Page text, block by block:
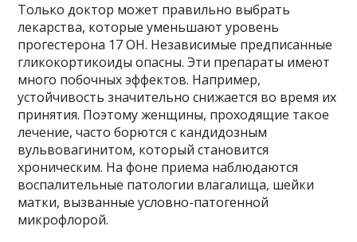
Только доктор может правильно выбрать
лекарства, которые уменьшают уровень
прогестерона 17 OH. Независимые предписанные
гликокортикоиды опасны. Эти препараты имеют
много побочных эффектов. Например,
устойчивость значительно снижается во время их
принятия. Поэтому женщины, проходящие такое
лечение, часто борются с кандидозным
вульвовагинитом, который становится
хроническим. На фоне приема наблюдаются
воспалительные патологии влагалища, шейки
матки, вызванные условно-патогенной
микрофлорой.